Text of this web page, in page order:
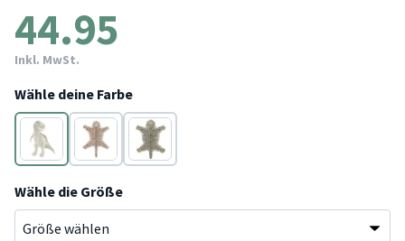
44.95
Inkl. MwSt.
Wähle deine Farbe
Grau Braun
Beige
Wähle die Größe